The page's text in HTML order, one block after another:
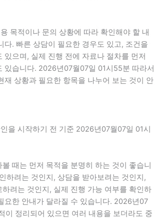
목적이나 문의 상황에 따라 확인해야 할 내
다. 빠른 상담이 필요한 경우도 있고, 조건을
있으며, 실제 진행 전에 자료나 절차를 먼저
있습니다. 2026년07월07일 01시55분 따라서
재 상황과 필요한 항목을 나누어 보는 것이 안
을 시작하기 전 기준 2026년07월07일 01시
때는 먼저 목적을 분명히 하는 것이 좋습니
하려는 것인지, 상담을 받아보려는 것인지,
려는 것인지, 실제 진행 가능 여부를 확인하
요한 안내가 달라질 수 있습니다. 2026년07
이 정리되어 있으면 여러 내용을 보더라도 중